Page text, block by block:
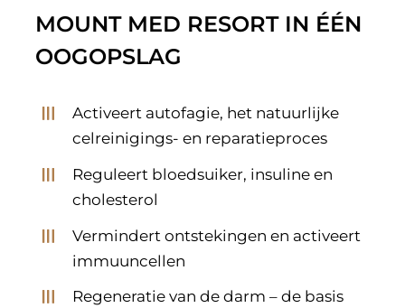
MOUNT MED RESORT IN ÉÉN
OOGOPSLAG
Activeert autofagie, het natuurlijke
celreinigings- en reparatieproces
Reguleert bloedsuiker, insuline en
cholesterol
Vermindert ontstekingen en activeert
immuuncellen
Regeneratie van de darm – de basis